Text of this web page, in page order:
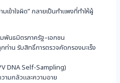
ข้าใจผิด” กลายเป็นกำแพงที่ทำให้ผู้
พันธมิตรภาครัฐ–เอกชน
าน รับสิทธิ์การตรวจคัดกรองมะเร็ง
DNA Self-Sampling)
ามกลัวและความอาย